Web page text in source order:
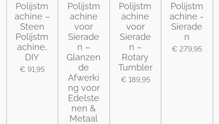
Polijstm
achine –
Steen
Polijstm
achine,
DIY
€ 91,95
Polijstm
achine
voor
Sierade
n –
Glanzen
de
Afwerki
ng voor
Edelste
nen &
Metaal
Polijstm
achine
voor
Sierade
n –
Rotary
Tumbler
€ 189,95
Polijstm
achine -
Sierade
n
€ 279,95